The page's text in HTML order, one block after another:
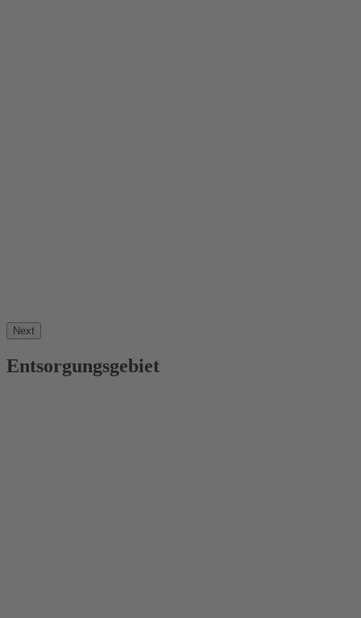
Next
Entsorgungsgebiet